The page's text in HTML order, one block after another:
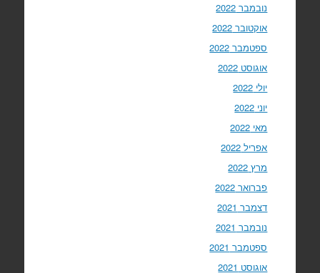
נובמבר 2022
אוקטובר 2022
ספטמבר 2022
אוגוסט 2022
יולי 2022
יוני 2022
מאי 2022
אפריל 2022
מרץ 2022
פברואר 2022
דצמבר 2021
נובמבר 2021
ספטמבר 2021
אוגוסט 2021